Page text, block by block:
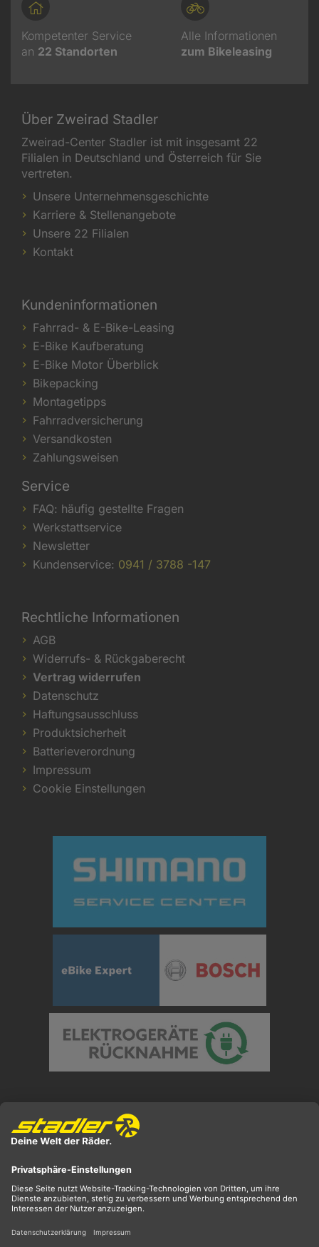
Kompetenter Service
an 22 Standorten
Alle Informationen
zum Bikeleasing
Über Zweirad Stadler
Zweirad-Center Stadler ist mit insgesamt 22
Filialen in Deutschland und Österreich für Sie
vertreten.
Unsere Unternehmensgeschichte
Karriere & Stellenangebote
Unsere 22 Filialen
Kontakt
Kundeninformationen
Fahrrad- & E-Bike-Leasing
E-Bike Kaufberatung
E-Bike Motor Überblick
Bikepacking
Montagetipps
Fahrradversicherung
Versandkosten
Zahlungsweisen
Service
FAQ: häufig gestellte Fragen
Werkstattservice
Newsletter
Kundenservice: 0941 / 3788 -147
Rechtliche Informationen
AGB
Widerrufs- & Rückgaberecht
Vertrag widerrufen
Datenschutz
Haftungsausschluss
Produktsicherheit
Batterieverordnung
Impressum
Cookie Einstellungen